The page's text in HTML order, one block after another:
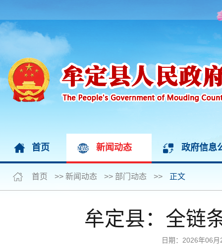
首页 新闻动态 政府信息
首页 >> 新闻动态 >> 部门动态 >> 正文
牟定县：全链
日期：2026年